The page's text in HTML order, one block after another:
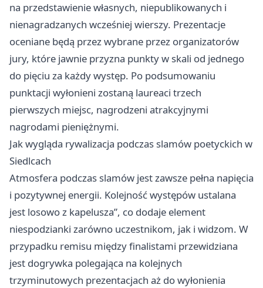
na przedstawienie własnych, niepublikowanych i
nienagradzanych wcześniej wierszy. Prezentacje
oceniane będą przez wybrane przez organizatorów
jury, które jawnie przyzna punkty w skali od jednego
do pięciu za każdy występ. Po podsumowaniu
punktacji wyłonieni zostaną laureaci trzech
pierwszych miejsc, nagrodzeni atrakcyjnymi
nagrodami pieniężnymi.
Jak wygląda rywalizacja podczas slamów poetyckich w
Siedlcach
Atmosfera podczas slamów jest zawsze pełna napięcia
i pozytywnej energii. Kolejność występów ustalana
jest losowo z kapelusza”, co dodaje element
niespodzianki zarówno uczestnikom, jak i widzom. W
przypadku remisu między finalistami przewidziana
jest dogrywka polegająca na kolejnych
trzyminutowych prezentacjach aż do wyłonienia